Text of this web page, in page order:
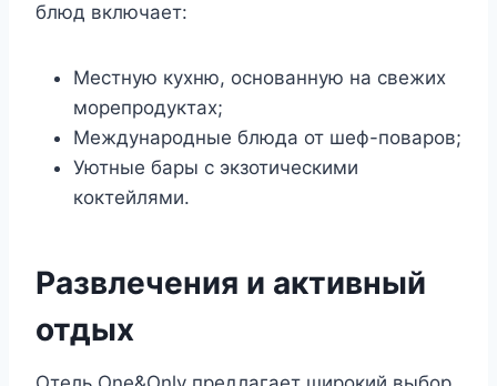
блюд включает:
Местную кухню, основанную на свежих
морепродуктах;
Международные блюда от шеф-поваров;
Уютные бары с экзотическими
коктейлями.
Развлечения и активный
отдых